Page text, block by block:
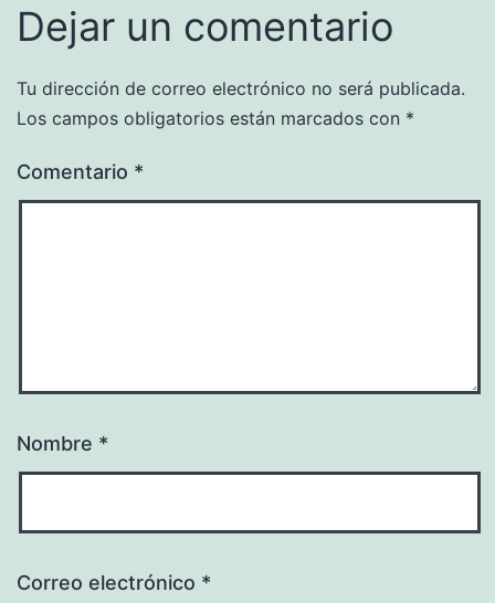
Dejar un comentario
Tu dirección de correo electrónico no será publicada.
Los campos obligatorios están marcados con *
Comentario *
Nombre *
Correo electrónico *